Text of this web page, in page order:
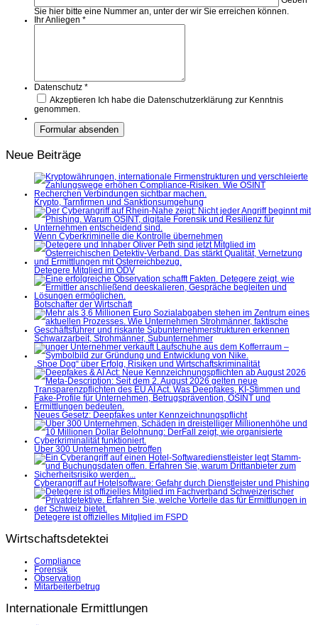
Sie hier bitte eine Nummer an, unter der wir Sie erreichen können.
Ihr Anliegen *
Datenschutz *
Akzeptieren Ich habe die Datenschutzerklärung zur Kenntnis
genommen.
Neue Beiträge
Krypto, Tarnfirmen und Sanktionsumgehung
Wenn Cyberkriminelle die Kontrolle übernehmen
Detegere Mitglied im ÖDV
Botschafter der Wirtschaft
Schwarzarbeit, Strohmänner, Subunternehmer
„Shoe Dog“ über Erfolg, Risiken und Wirtschaftskriminalität
Neues Gesetz: Deepfakes unter Kennzeichnungspflicht
Über 300 Unternehmen betroffen
Cyberangriff auf Hotelsoftware: Gefahr durch Dienstleister und Phishing
Detegere ist offizielles Mitglied im FSPD
Wirtschaftsdetektei
Compliance
Forensik
Observation
Mitarbeiterbetrug
Internationale Ermittlungen